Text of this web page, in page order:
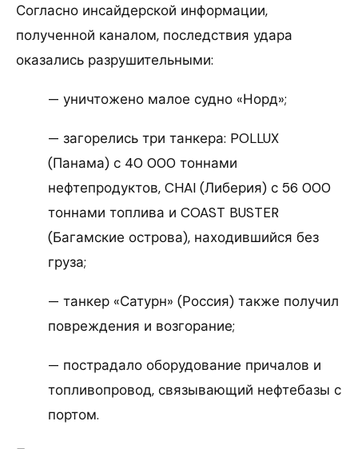
Согласно инсайдерской информации,
полученной каналом, последствия удара
оказались разрушительными:
— уничтожено малое судно «Норд»;
— загорелись три танкера: POLLUX
(Панама) с 40 000 тоннами
нефтепродуктов, CHAI (Либерия) с 56 000
тоннами топлива и COAST BUSTER
(Багамские острова), находившийся без
груза;
— танкер «Сатурн» (Россия) также получил
повреждения и возгорание;
— пострадало оборудование причалов и
топливопровод, связывающий нефтебазы с
портом.